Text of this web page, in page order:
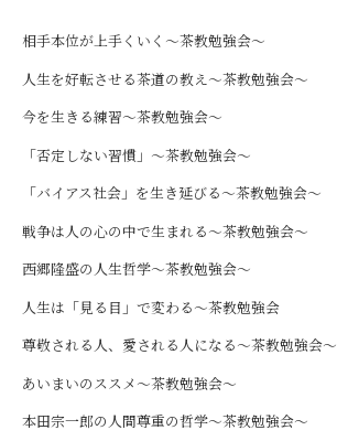
相手本位が上手くいく～茶教勉強会～
人生を好転させる茶道の教え～茶教勉強会～
今を生きる練習～茶教勉強会～
「否定しない習慣」～茶教勉強会～
「バイアス社会」を生き延びる～茶教勉強会～
戦争は人の心の中で生まれる～茶教勉強会～
西郷隆盛の人生哲学～茶教勉強会～
人生は「見る目」で変わる～茶教勉強会
尊敬される人、愛される人になる～茶教勉強会～
あいまいのススメ～茶教勉強会～
本田宗一郎の人間尊重の哲学～茶教勉強会～